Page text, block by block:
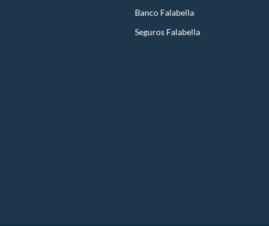
Banco Falabella
Seguros Falabella